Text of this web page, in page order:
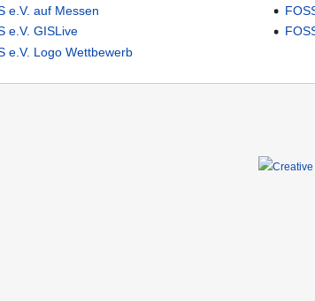
e.V. auf Messen
e.V. GISLive
e.V. Logo Wettbewerb